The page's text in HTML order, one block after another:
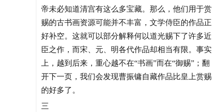
帝未必知道清宫有这么多宝藏。那么，他们用于赏
赐的古书画资源可能并不丰富，文学侍臣的作品正
好补空。这就可以部分解释何以道光赐下了许多近
臣之作，而宋、元、明各代作品却相当有限。事实
上，越到后来，重心越不在“书画”而在“御赐”；翻
开下一页，我们会发现曹振镛自藏作品比皇上赏赐
的好多了。
三